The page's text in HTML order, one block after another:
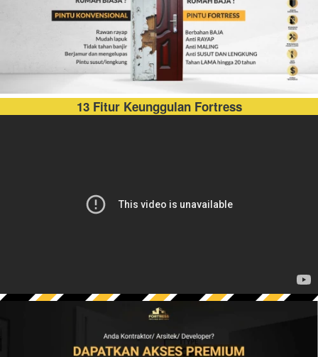
13 Fitur Keunggulan Fortress